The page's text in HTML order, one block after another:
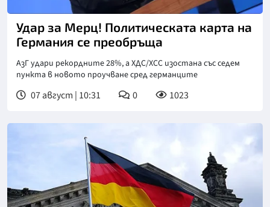
Снимка: Берлинер цайтунг
Удар за Мерц! Политическата карта на
Германия се преобръща
АзГ удари рекордните 28%, а ХДС/ХСС изостана със седем
пункта в новото проучване сред германците
07 август | 10:31 0 1023